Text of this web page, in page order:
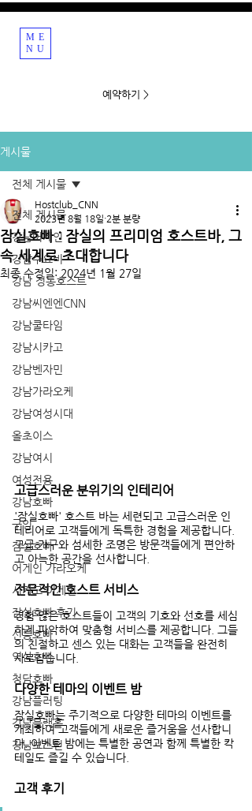
예약하기 >
ME
NU
게시물
전체 게시물
강남어게인
강남수요비
강남 정통호스트
강남씨엔엔CNN
강남쿨타임
강남시카고
강남벤자민
강남가라오케
강남여성시대
올초이스
강남여시
여성전용
강남호빠
구인
잠실호빠
어게인 가라오케
시카고 어게인
잠실호빠 후기
선릉호빠
역삼호빠
청담호빠
강남플러팅
강남블랙홀
강남보스턴
전체 게시물
잠실호빠 : 잠실의 프리미엄 호스트바, 그
속 세계로 초대합니다
Hostclub_CNN
2023년 8월 18일 2분 분량
최종 수정일: 2024년 1월 27일
고급스러운 분위기의 인테리어
'잠실호빠' 호스트 바는 세련되고 고급스러운 인
테리어로 고객들에게 독특한 경험을 제공합니다.
고급 가구와 섬세한 조명은 방문객들에게 편안하
고 아늑한 공간을 선사합니다.
전문적인 호스트 서비스
경험 많은 호스트들이 고객의 기호와 선호를 세심
하게 파악하여 맞춤형 서비스를 제공합니다. 그들
의 친절하고 센스 있는 대화는 고객들을 완전히
사로잡습니다.
다양한 테마의 이벤트 밤
잠실호빠는 주기적으로 다양한 테마의 이벤트를
개최하여 고객들에게 새로운 즐거움을 선사합니
다. 이벤트 밤에는 특별한 공연과 함께 특별한 칵
테일도 즐길 수 있습니다.
고객 후기